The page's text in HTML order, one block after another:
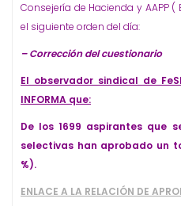
Consejería de Hacienda y AAPP (
el siguiente orden del día:
–Corrección del cuestionario
El observador sindical de
INFORMA que:
De los 1699 aspirantes que
selectivas han aprobado un
%).
ENLACE A LA RELACIÓN DE